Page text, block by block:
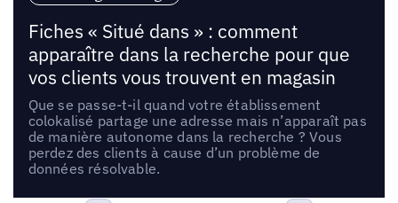
Fiches « Situé dans » : comment
apparaître dans la recherche pour que
vos clients vous trouvent en magasin
Que se passe-t-il quand votre établissement
colokalisé partage une adresse mais n’apparaît pas
de manière autonome dans la recherche ? Vous
perdez des clients à cause d’un problème de
données résolvable.